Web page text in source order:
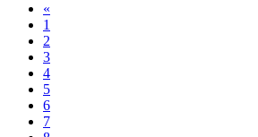
«
1
2
3
4
5
6
7